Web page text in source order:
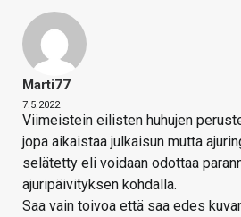
Marti77
7.5.2022
Viimeistein eilisten huhujen
jopa aikaistaa julkaisun mutta
selätetty eli voidaan odottaa
ajuripäivityksen kohdalla.
Saa vain toivoa että saa edes